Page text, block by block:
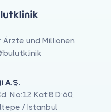
und Millionen
A.Ş.
No:12 Kat:8 D:60,
/ İstanbul